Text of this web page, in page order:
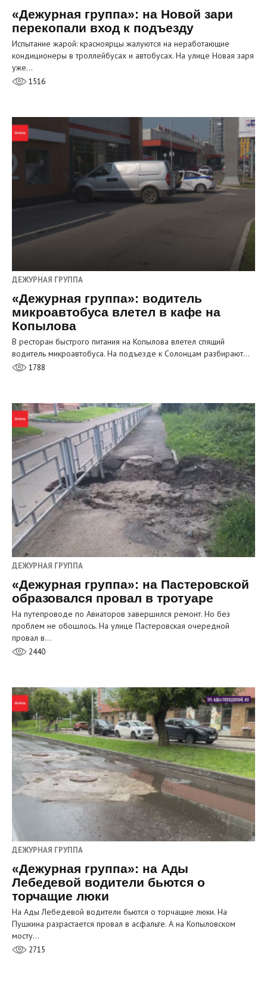
«Дежурная группа»: на Новой зари
перекопали вход к подъезду
Испытание жарой: красноярцы жалуются на неработающие
кондиционеры в троллейбусах и автобусах. На улице Новая заря
уже…
1516
ДЕЖУРНАЯ ГРУППА
«Дежурная группа»: водитель
микроавтобуса влетел в кафе на
Копылова
В ресторан быстрого питания на Копылова влетел спящий
водитель микроавтобуса. На подъезде к Солонцам разбирают…
1788
ДЕЖУРНАЯ ГРУППА
«Дежурная группа»: на Пастеровской
образовался провал в тротуаре
На путепроводе по Авиаторов завершился ремонт. Но без
проблем не обошлось. На улице Пастеровская очередной
провал в…
2440
ДЕЖУРНАЯ ГРУППА
«Дежурная группа»: на Ады
Лебедевой водители бьются о
торчащие люки
На Ады Лебедевой водители бьются о торчащие люки. На
Пушкина разрастается провал в асфальте. А на Копыловском
мосту…
2715